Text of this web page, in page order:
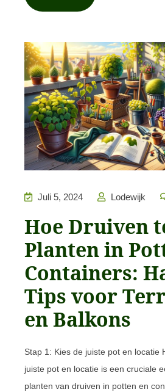
Juli 5, 2024 Lodewijk
Hoe Druiven
Planten in
Containers:
Tips voor
en Balkons
Stap 1: Kies de juiste pot en locatie
juiste pot en locatie is een cruciale
planten van druiven in potten en